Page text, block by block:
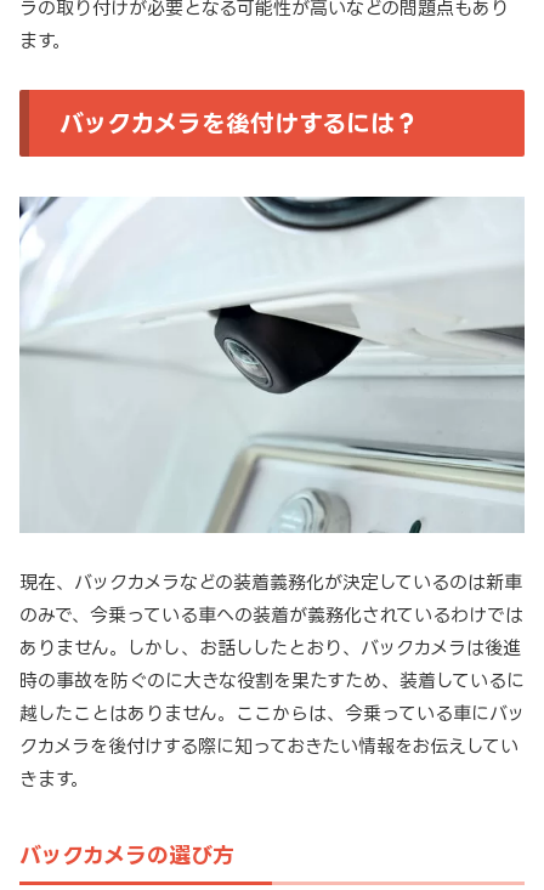
ラの取り付けが必要となる可能性が高いなどの問題点もあり
ます。
バックカメラを後付けするには？
現在、バックカメラなどの装着義務化が決定しているのは新車
のみで、今乗っている車への装着が義務化されているわけでは
ありません。しかし、お話ししたとおり、バックカメラは後進
時の事故を防ぐのに大きな役割を果たすため、装着しているに
越したことはありません。ここからは、今乗っている車にバッ
クカメラを後付けする際に知っておきたい情報をお伝えしてい
きます。
バックカメラの選び方